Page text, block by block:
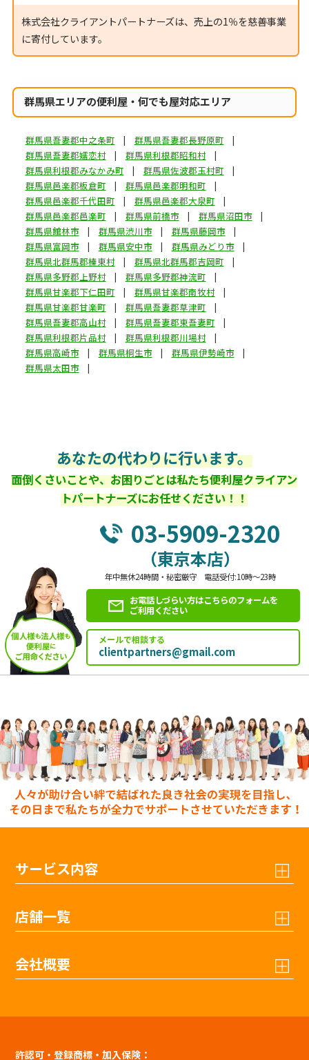
株式会社クライアントパートナーズは、売上の1％を慈善事業
に寄付しています。
群馬県エリアの便利屋・何でも屋対応エリア
群馬県吾妻郡中之条町
群馬県吾妻郡長野原町
群馬県吾妻郡嬬恋村
群馬県利根郡昭和村
群馬県利根郡みなかみ町
群馬県佐波郡玉村町
群馬県邑楽郡板倉町
群馬県邑楽郡明和町
群馬県邑楽郡千代田町
群馬県邑楽郡大泉町
群馬県邑楽郡邑楽町
群馬県前橋市
群馬県沼田市
群馬県館林市
群馬県渋川市
群馬県藤岡市
群馬県富岡市
群馬県安中市
群馬県みどり市
群馬県北群馬郡榛東村
群馬県北群馬郡吉岡町
群馬県多野郡上野村
群馬県多野郡神流町
群馬県甘楽郡下仁田町
群馬県甘楽郡南牧村
群馬県甘楽郡甘楽町
群馬県吾妻郡草津町
群馬県吾妻郡高山村
群馬県吾妻郡東吾妻町
群馬県利根郡片品村
群馬県利根郡川場村
群馬県高崎市
群馬県桐生市
群馬県伊勢崎市
群馬県太田市
あなたの代わりに行います。
面倒くさいことや、お困りごとは私たち便利屋クライアン
トパートナーズにお任せください！！
03-5909-2320
（東京本店）
年中無休24時間・秘密厳守 電話受付:10時～23時
お電話しづらい方はこちらのフォームを
ご利用ください
メールで相談する
clientpartners@gmail.com
サービス内容
店舗一覧
会社概要
許認可・登録商標・加入保険：